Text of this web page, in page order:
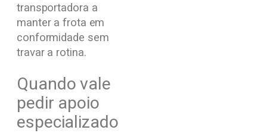
transportadora a
manter a frota em
conformidade sem
travar a rotina.
Quando vale
pedir apoio
especializado